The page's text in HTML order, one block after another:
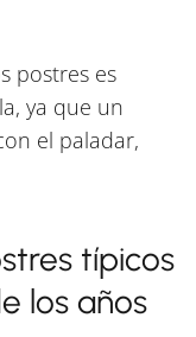
postres es
ya que un
el paladar,
típicos
los años